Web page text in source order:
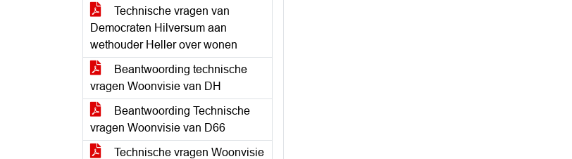
Technische vragen van
Democraten Hilversum aan
wethouder Heller over wonen
Beantwoording technische
vragen Woonvisie van DH
Beantwoording Technische
vragen Woonvisie van D66
Technische vragen Woonvisie